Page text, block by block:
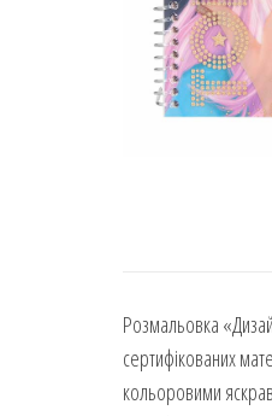
Розмальовка
сертифікованих
кольоровими